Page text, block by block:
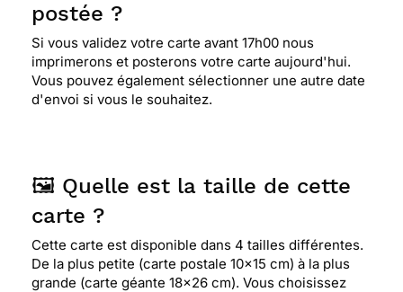
⭐⭐⭐⭐⭐ Le 02/07/2019 : J'adore l'idée pour un
enfant c'est attractif...
⭐⭐⭐⭐⭐ Le 06/04/2019 : Pratique et fiable..
Original dans ses cartes Bref a utiliser sans fautes
⭐⭐⭐⭐ Le 06/03/2018 : L'originalité !
postée ?
Si vous validez votre carte avant 17h00 nous
imprimerons et posterons votre carte aujourd'hui.
Vous pouvez également sélectionner une autre date
d'envoi si vous le souhaitez.
🖼️ Quelle est la taille de cette
carte ?
Cette carte est disponible dans 4 tailles différentes.
De la plus petite (carte postale 10x15 cm) à la plus
grande (carte géante 18x26 cm). Vous choisissez